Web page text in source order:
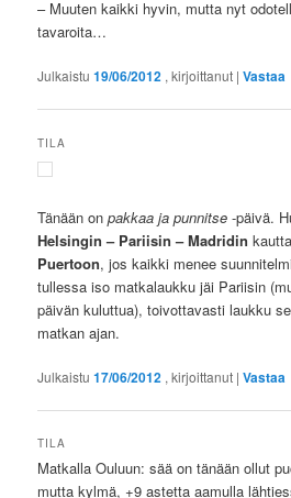
– Muuten kaikki hyvin, mutta nyt
tavaroita…
Julkaistu19/06/2012 , kirjoittanut |Vastaa
TILA
Tänään onpakkaa ja punnitse -päivä.
Helsingin – Pariisin – Madridin
Puertoon, jos kaikki menee
tullessa iso matkalaukku jäi Pariisin
päivän kuluttua), toivottavasti laukku
matkan ajan.
Julkaistu17/06/2012 , kirjoittanut |Vastaa
TILA
Matkalla Ouluun: sää on tänään ollut
mutta kylmä, +9 astetta aamulla